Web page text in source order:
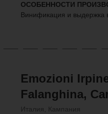
ОСОБЕННОСТИ
Винификация и выдержка
Emozioni
Falanghina,
Италия, Кампания